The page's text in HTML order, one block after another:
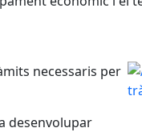
necessaris per
desenvolupar